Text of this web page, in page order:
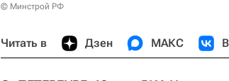
© Минстрой РФ
Читать в Дзен МАКС